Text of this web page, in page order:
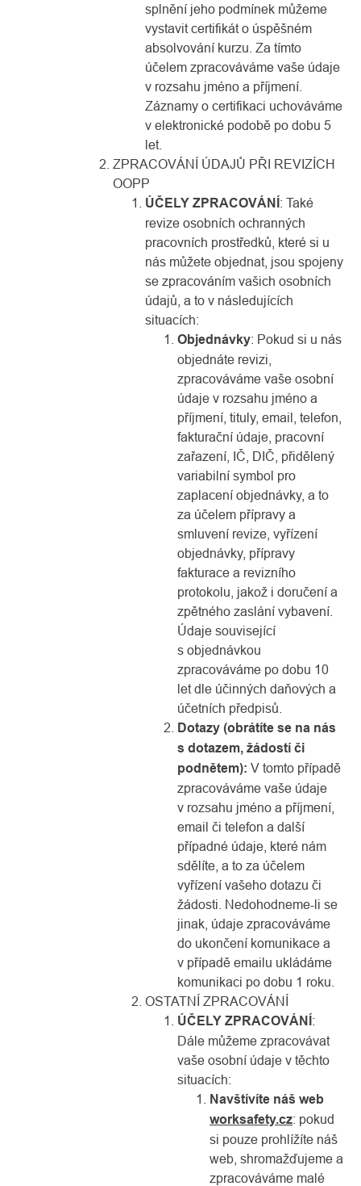
splnění jeho podmínek můžeme
vystavit certifikát o úspěšném
absolvování kurzu. Za tímto
účelem zpracováváme vaše údaje
v rozsahu jméno a příjmení.
Záznamy o certifikaci uchováváme
v elektronické podobě po dobu 5
let.
ZPRACOVÁNÍ ÚDAJŮ PŘI REVIZÍCH
OOPP
ÚČELY ZPRACOVÁNÍ: Také
revize osobních ochranných
pracovních prostředků, které si u
nás můžete objednat, jsou spojeny
se zpracováním vašich osobních
údajů, a to v následujících
situacích:
Objednávky: Pokud si u nás
objednáte revizi,
zpracováváme vaše osobní
údaje v rozsahu jméno a
příjmení, tituly, email, telefon,
fakturační údaje, pracovní
zařazení, IČ, DIČ, přidělený
variabilní symbol pro
zaplacení objednávky, a to
za účelem přípravy a
smluvení revize, vyřízení
objednávky, přípravy
fakturace a revizního
protokolu, jakož i doručení a
zpětného zaslání vybavení.
Údaje související
s objednávkou
zpracováváme po dobu 10
let dle účinných daňových a
účetních předpisů.
Dotazy (obrátíte se na nás
s dotazem, žádostí či
podnětem): V tomto případě
zpracováváme vaše údaje
v rozsahu jméno a příjmení,
email či telefon a další
případné údaje, které nám
sdělíte, a to za účelem
vyřízení vašeho dotazu či
žádosti. Nedohodneme-li se
jinak, údaje zpracováváme
do ukončení komunikace a
v případě emailu ukládáme
komunikaci po dobu 1 roku.
OSTATNÍ ZPRACOVÁNÍ
ÚČELY ZPRACOVÁNÍ:
Dále můžeme zpracovávat
vaše osobní údaje v těchto
situacích:
Navštívíte náš web
worksafety.cz: pokud
si pouze prohlížíte náš
web, shromažďujeme a
zpracováváme malé